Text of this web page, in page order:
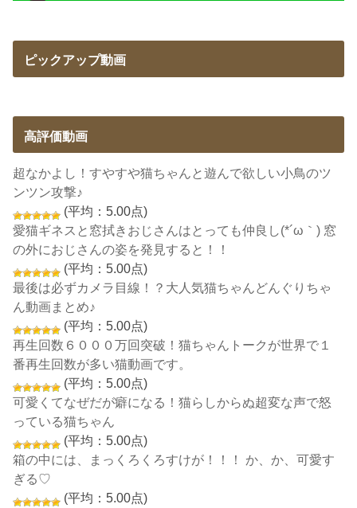
ピックアップ動画
高評価動画
超なかよし！すやすや猫ちゃんと遊んで欲しい小鳥のツ
ンツン攻撃♪
(平均：5.00点)
愛猫ギネスと窓拭きおじさんはとっても仲良し(*´ω｀) 窓
の外におじさんの姿を発見すると！！
(平均：5.00点)
最後は必ずカメラ目線！？大人気猫ちゃんどんぐりちゃ
ん動画まとめ♪
(平均：5.00点)
再生回数６０００万回突破！猫ちゃんトークが世界で１
番再生回数が多い猫動画です。
(平均：5.00点)
可愛くてなぜだが癖になる！猫らしからぬ超変な声で怒
っている猫ちゃん
(平均：5.00点)
箱の中には、まっくろくろすけが！！！ か、か、可愛す
ぎる♡
(平均：5.00点)